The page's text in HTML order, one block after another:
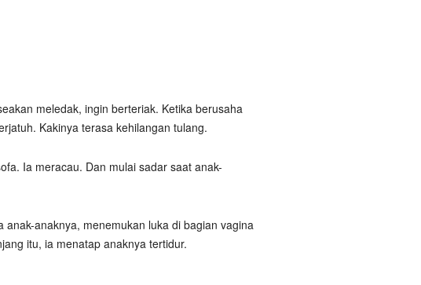
meledak, ingin berteriak. Ketika berusaha
Kakinya terasa kehilangan tulang.
Ia meracau. Dan mulai sadar saat anak-
anaknya, menemukan luka di bagian vagina
itu, ia menatap anaknya tertidur.